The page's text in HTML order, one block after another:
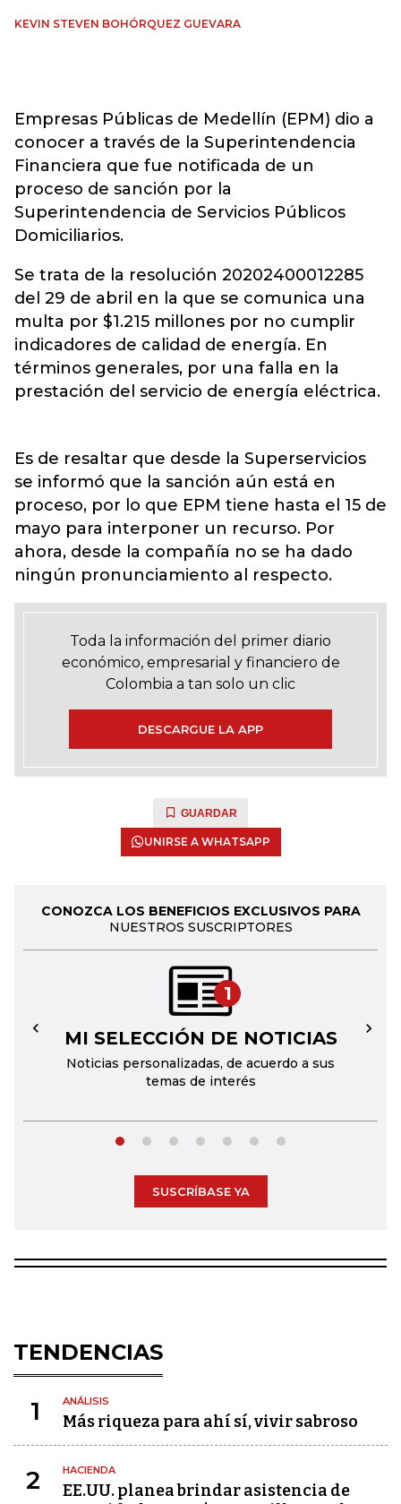
KEVIN STEVEN BOHÓRQUEZ GUEVARA
Empresas Públicas de Medellín (EPM) dio a
conocer a través de la Superintendencia
Financiera que fue notificada de un
proceso de sanción por la
Superintendencia de Servicios Públicos
Domiciliarios.
Se trata de la resolución 20202400012285
del 29 de abril en la que se comunica una
multa por $1.215 millones por no cumplir
indicadores de calidad de energía. En
términos generales, por una falla en la
prestación del servicio de energía eléctrica.
Es de resaltar que desde la Superservicios
se informó que la sanción aún está en
proceso, por lo que EPM tiene hasta el 15 de
mayo para interponer un recurso. Por
ahora, desde la compañía no se ha dado
ningún pronunciamiento al respecto.
Toda la información del primer diario
económico, empresarial y financiero de
Colombia a tan solo un clic
DESCARGUE LA APP
GUARDAR
UNIRSE A WHATSAPP
CONOZCA LOS BENEFICIOS EXCLUSIVOS PARA
NUESTROS SUSCRIPTORES
1
MI SELECCIÓN DE NOTICIAS
Noticias personalizadas, de acuerdo a sus
temas de interés
← →
SUSCRÍBASE YA
TENDENCIAS
1 ANÁLISIS
Más riqueza para ahí sí, vivir sabroso
2 HACIENDA
EE.UU. planea brindar asistencia de